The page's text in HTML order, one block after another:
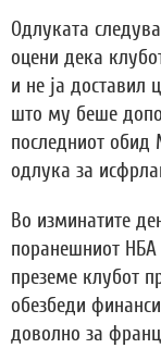
Одлуката
оцени дека
и не ја доставил
што му беше
последниот
одлука за
Во изминатите
поранешниот
преземе клубот
обезбеди
доволно за